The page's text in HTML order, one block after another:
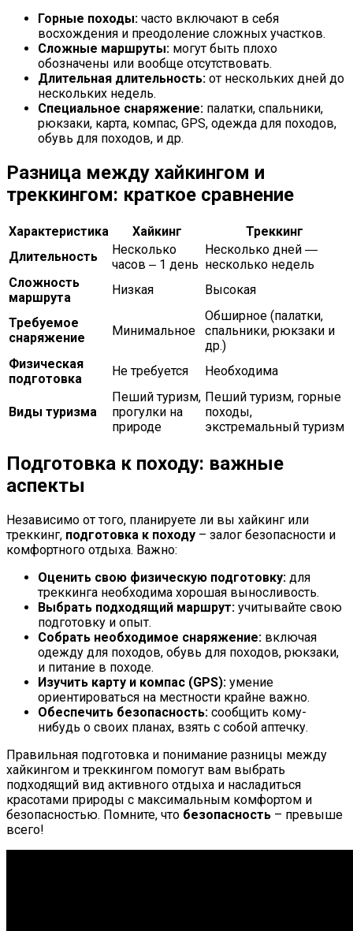
Горные походы: часто включают в себя
восхождения и преодоление сложных участков.
Сложные маршруты: могут быть плохо
обозначены или вообще отсутствовать.
Длительная длительность: от нескольких дней до
нескольких недель.
Специальное снаряжение: палатки, спальники,
рюкзаки, карта, компас, GPS, одежда для походов,
обувь для походов, и др.
Разница между хайкингом и
треккингом: краткое сравнение
Характеристика Хайкинг
Треккинг
Длительность
Несколько
часов ‒ 1 день
Несколько дней ―
несколько недель
Сложность
маршрута
Низкая Высокая
Требуемое
снаряжение
Минимальное
Обширное (палатки,
спальники, рюкзаки и
др.)
Физическая
подготовка
Не требуется Необходима
Виды туризма
Пеший туризм,
прогулки на
природе
Пеший туризм, горные
походы,
экстремальный туризм
Подготовка к походу: важные
аспекты
Независимо от того, планируете ли вы хайкинг или
треккинг, подготовка к походу – залог безопасности и
комфортного отдыха. Важно:
Оценить свою физическую подготовку: для
треккинга необходима хорошая выносливость.
Выбрать подходящий маршрут: учитывайте свою
подготовку и опыт.
Собрать необходимое снаряжение: включая
одежду для походов, обувь для походов, рюкзаки,
и питание в походе.
Изучить карту и компас (GPS): умение
ориентироваться на местности крайне важно.
Обеспечить безопасность: сообщить кому-
нибудь о своих планах, взять с собой аптечку.
Правильная подготовка и понимание разницы между
хайкингом и треккингом помогут вам выбрать
подходящий вид активного отдыха и насладиться
красотами природы с максимальным комфортом и
безопасностью. Помните, что безопасность – превыше
всего!